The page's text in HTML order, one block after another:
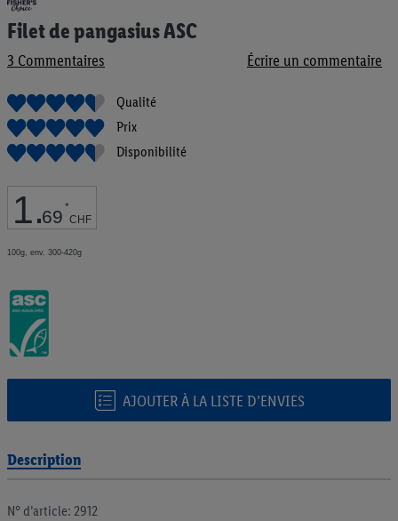
Filet de pangasius ASC
3 Commentaires Écrire un commentaire
Qualité
Prix
Disponibilité
1.69 *
CHF
100g, env. 300-420g
AJOUTER À LA LISTE D’ENVIES
au
début
la
d’images
Description
N° d’article: 2912